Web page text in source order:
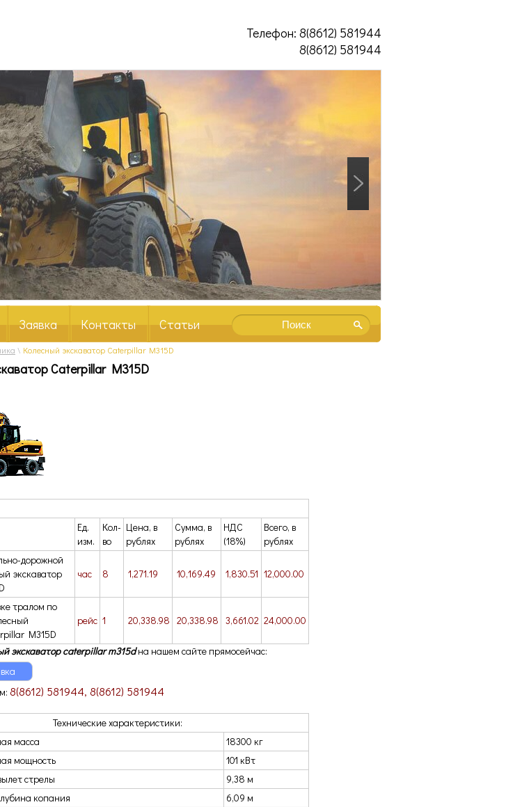
Телефон: 8(8612) 581944
8(8612) 581944
Заявка Контакты
Статьи
\ Колесный экскаватор Caterpillar M315D
Caterpillar M315D
Ед.
изм.
Кол-
во
Цена, в
рублях
Сумма, в
рублях
НДС
(18%)
Всего, в
рублях
дорожной
экскаватор
час 8 1,271.19 10,169.49 1,830.51 12,000.00
тралом по
M315D
рейс 1 20,338.98 20,338.98 3,661.02 24,000.00
экскаватор caterpillar m315d на нашем сайте прямосейчас:
8(8612) 581944, 8(8612) 581944
Технические характеристики:
масса
18300 кг
мощность
101 кВт
стрелы
9,38 м
копания
6,09 м